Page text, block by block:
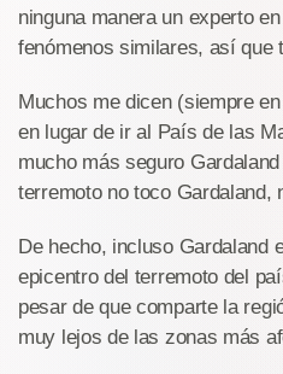
ninguna manera un experto
fenómenos similares, así que
Muchos me dicen (siempre
en lugar de ir al País de las
mucho más seguro
terremoto no toco Gardaland,
De hecho, incluso Gardaland
epicentro del terremoto del
pesar de que comparte la
muy lejos de las zonas más